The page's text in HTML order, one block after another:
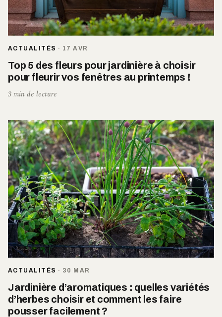
ACTUALITÉS · 17 AVR
Top 5 des fleurs pour jardinière à choisir
pour fleurir vos fenêtres au printemps !
3 min de lecture
ACTUALITÉS · 30 MAR
Jardinière d’aromatiques : quelles variétés
d’herbes choisir et comment les faire
pousser facilement ?